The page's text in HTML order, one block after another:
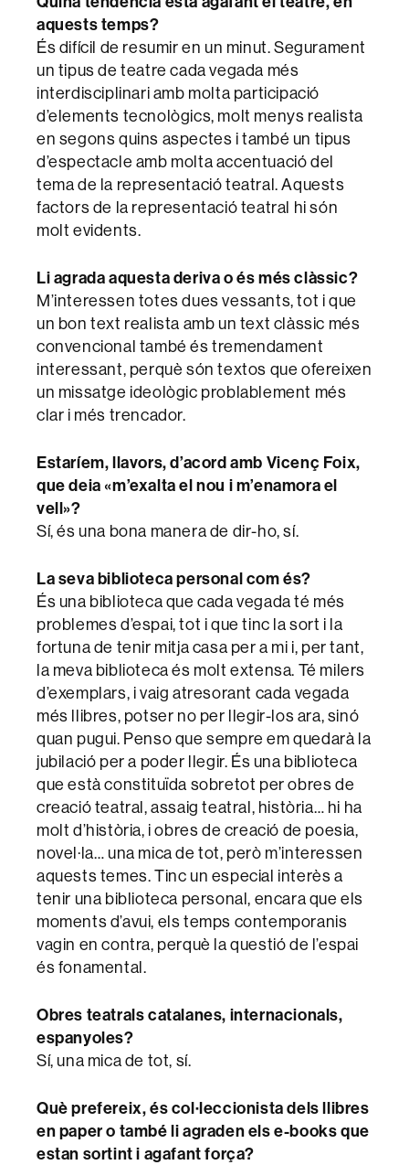
aquests temps?
És difícil de resumir en un minut. Segurament
un tipus de teatre cada vegada més
interdisciplinari amb molta participació
d’elements tecnològics, molt menys realista
en segons quins aspectes i també un tipus
d’espectacle amb molta accentuació del
tema de la representació teatral. Aquests
factors de la representació teatral hi són
molt evidents.
Li agrada aquesta deriva o és més clàssic?
M’interessen totes dues vessants, tot i que
un bon text realista amb un text clàssic més
convencional també és tremendament
interessant, perquè són textos que ofereixen
un missatge ideològic problablement més
clar i més trencador.
Estaríem, llavors, d’acord amb Vicenç Foix,
que deia «m’exalta el nou i m’enamora el
vell»?
Sí, és una bona manera de dir-ho, sí.
La seva biblioteca personal com és?
És una biblioteca que cada vegada té més
problemes d’espai, tot i que tinc la sort i la
fortuna de tenir mitja casa per a mi i, per tant,
la meva biblioteca és molt extensa. Té milers
d’exemplars, i vaig atresorant cada vegada
més llibres, potser no per llegir-los ara, sinó
quan pugui. Penso que sempre em quedarà la
jubilació per a poder llegir. És una biblioteca
que està constituïda sobretot per obres de
creació teatral, assaig teatral, història… hi ha
molt d’història, i obres de creació de poesia,
novel·la… una mica de tot, però m’interessen
aquests temes. Tinc un especial interès a
tenir una biblioteca personal, encara que els
moments d’avui, els temps contemporanis
vagin en contra, perquè la questió de l’espai
és fonamental.
Obres teatrals catalanes, internacionals,
espanyoles?
Sí, una mica de tot, sí.
Què prefereix, és col·leccionista dels llibres
en paper o també li agraden els e-books que
estan sortint i agafant força?